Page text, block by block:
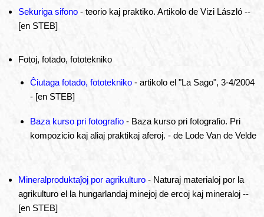
Sekuriga sifono - teorio kaj praktiko. Artikolo de Vizi László --
[en STEB]
Fotoj, fotado, fototekniko
Ĉiutaga fotado, fototekniko - artikolo el "La Sago", 3-4/2004
- [en STEB]
Baza kurso pri fotografio - Baza kurso pri fotografio. Pri
kompozicio kaj aliaj praktikaj aferoj. - de Lode Van de Velde
Mineralproduktaĵoj por agrikulturo - Naturaj materialoj por la
agrikulturo el la hungarlandaj minejoj de ercoj kaj mineraloj --
[en STEB]